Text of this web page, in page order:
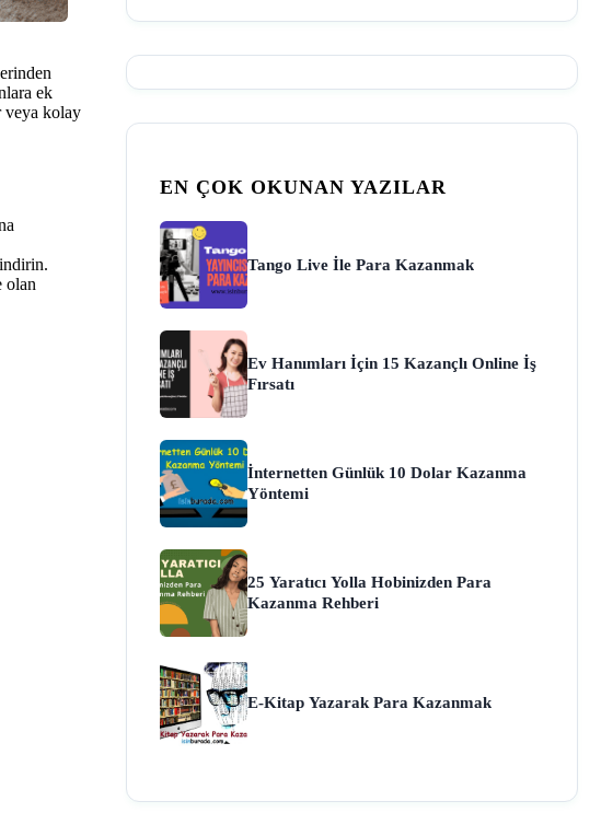
ek
veya kolay
olan
EN ÇOK OKUNAN YAZILAR
Tango Live İle Para Kazanmak
Ev Hanımları İçin 15 Kazançlı Online İş
Fırsatı
İnternetten Günlük 10 Dolar Kazanma
Yöntemi
25 Yaratıcı Yolla Hobinizden Para
Kazanma Rehberi
E-Kitap Yazarak Para Kazanmak